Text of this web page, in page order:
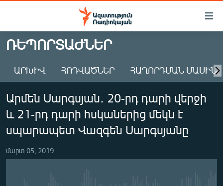
Մատչելիության
Անցնել
հիմնական
Անցնել
հիմնական
մենյուին
Որոնում
ԱԶԱՏՈՒԹՅՈՒՆ TV
ՀԱՅԱՍՏԱՆ
ԸՆՏՐՈՒԹՅՈՒՆՆԵՐ 2026
ԻՐԱՎՈՒՆՔ
ՏՆՏԵՍՈՒԹՅՈՒՆ
ՌԵՊՈՐՏԱԺՆԵՐ
ԱՐԽԻՎ ՀՈԴՎԱԾՆԵՐ ՀԱՂՈՐԴՄԱՆ ՄԱՍԻՆ
Արմեն Սարգսյան․ 20-րդ դարի վերջի
և 21-րդ դարի հսկաներից մեկն է
սպարապետ Վազգեն Սարգսյանը
մարտ 05, 2019